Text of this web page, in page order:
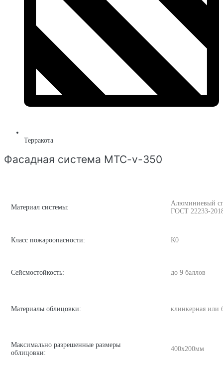
Терракота
Фасадная система MTC-v-350
Материал системы:
Алюминиевый
ГОСТ 22233-
Класс пожароопасности: К0
Сейсмостойкость: до 9 баллов
Материалы облицовки: клинкерная или
Максимально разрешенные размеры
облицовки:
400х200мм